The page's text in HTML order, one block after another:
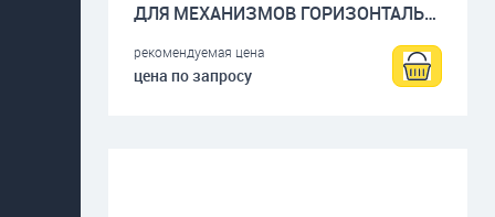
ДЛЯ МЕХАНИЗМОВ ГОРИЗОНТАЛЬНОГО ПЕРЕДВИЖЕНИЯ КРАНОВ
рекомендуемая цена
цена по запросу